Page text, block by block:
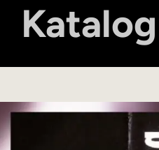
Katalog